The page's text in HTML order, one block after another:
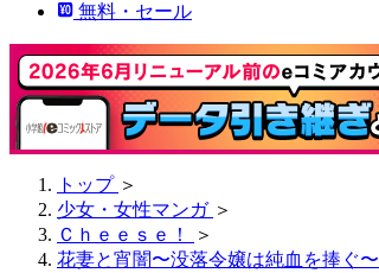
無料・セール
トップ ＞
少女・女性マンガ ＞
Ｃｈｅｅｓｅ！
＞
花妻と宵闇〜没落令嬢は純血を捧ぐ〜